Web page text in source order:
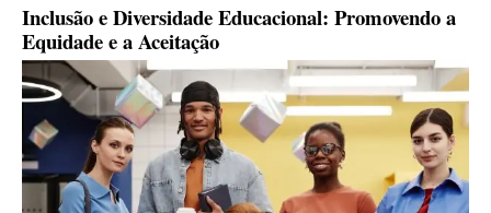
Inclusão e Diversidade Educacional: Promovendo a
Equidade e a Aceitação